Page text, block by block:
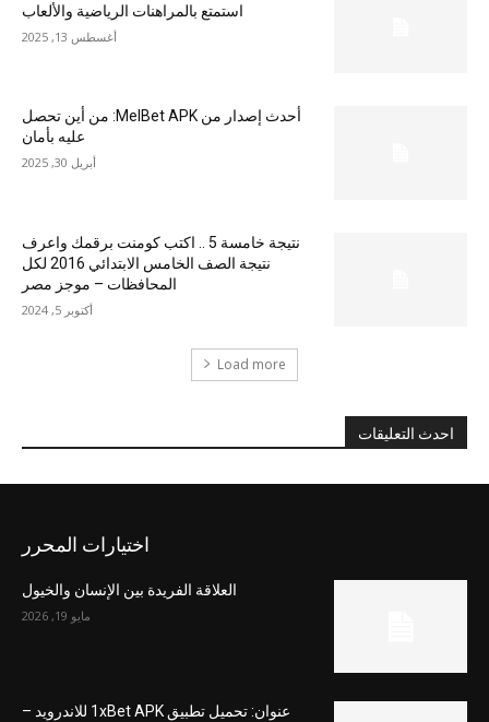
استمتع بالمراهنات الرياضية والألعاب
أغسطس 13, 2025
أحدث إصدار من MelBet APK: من أين تحصل
عليه بأمان
أبريل 30, 2025
نتيجة خامسة 5 .. اكتب كومنت برقمك واعرف
نتيجة الصف الخامس الابتدائي 2016 لكل
المحافظات – موجز مصر
أكتوبر 5, 2024
Load more
احدث التعليقات
اختيارات المحرر
العلاقة الفريدة بين الإنسان والخيول
مايو 19, 2026
عنوان: تحميل تطبيق 1xBet APK للاندرويد –